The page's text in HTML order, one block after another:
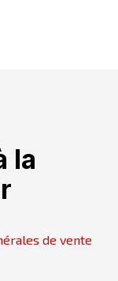
la
de vente